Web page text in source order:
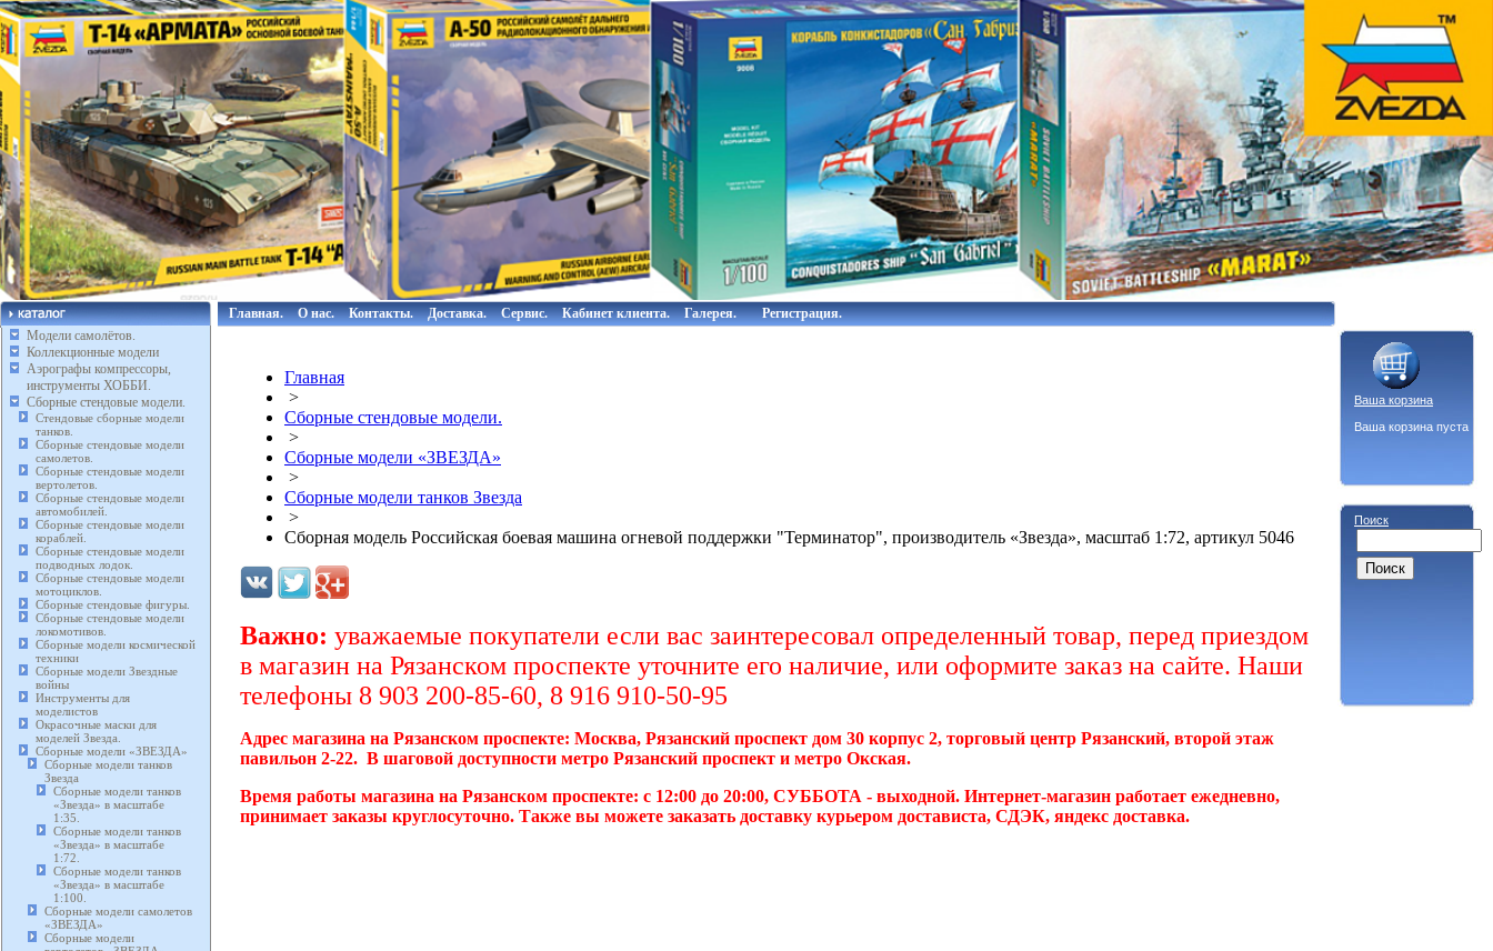
Модели самолётов.
Коллекционные модели
Аэрографы компрессоры,
инструменты ХОББИ.
Сборные стендовые модели.
Стендовые сборные модели
танков.
Сборные стендовые модели
самолетов.
Сборные стендовые модели
вертолетов.
Сборные стендовые модели
автомобилей.
Сборные стендовые модели
кораблей.
Сборные стендовые модели
подводных лодок.
Сборные стендовые модели
мотоциклов.
Сборные стендовые фигуры.
Сборные стендовые модели
локомотивов.
Сборные модели космической
техники
Сборные модели Звездные
войны
Инструменты для
моделистов
Окрасочные маски для
моделей Звезда.
Сборные модели «ЗВЕЗДА»
Сборные модели танков
Звезда
Сборные модели танков
«Звезда» в масштабе
1:35.
Сборные модели танков
«Звезда» в масштабе
1:72.
Сборные модели танков
«Звезда» в масштабе
1:100.
Сборные модели самолетов
«ЗВЕЗДА»
Сборные модели
Главная. О нас. Контакты. Доставка. Сервис. Кабинет клиента. Галерея. Регистрация.
Главная
>
Сборные стендовые модели.
>
Сборные модели «ЗВЕЗДА»
>
Сборные модели танков Звезда
>
Сборная модель Российская боевая машина огневой поддержки "Терминатор", производитель «Звезда», масштаб 1:72, артикул 5046
Важно: уважаемые покупатели если вас заинтересовал определенный товар, перед приездом
в магазин на Рязанском проспекте уточните его наличие, или оформите заказ на сайте. Наши
телефоны 8 903 200-85-60, 8 916 910-50-95
Адрес магазина на Рязанском проспекте: Москва, Рязанский проспект дом 30 корпус 2, торговый центр Рязанский, второй этаж
павильон 2-22. В шаговой доступности метро Рязанский проспект и метро Окская.
Время работы магазина на Рязанском проспекте: с 12:00 до 20:00, СУББОТА - выходной. Интернет-магазин работает ежедневно,
принимает заказы круглосуточно. Также вы можете заказать доставку курьером достависта, СДЭК, яндекс доставка.
Ваша корзина
Ваша корзина пуста
Поиск